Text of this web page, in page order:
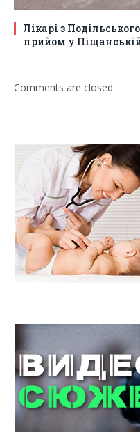
Лікарі з
прийом у
Comments are closed.